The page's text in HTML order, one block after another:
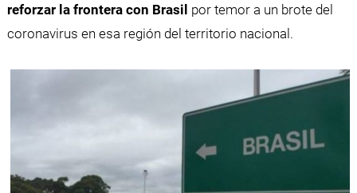
reforzar la frontera con Brasil por temor a un brote del
coronavirus en esa región del territorio nacional.